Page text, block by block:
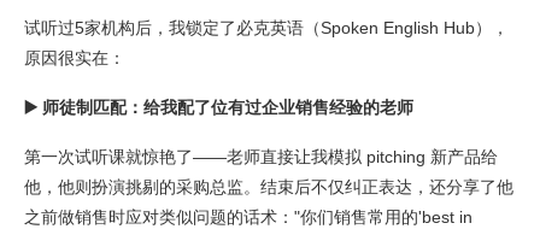
试听过5家机构后，我锁定了必克英语（Spoken English Hub），
原因很实在：
▶️ 师徒制匹配： 给我配了位有过企业销售经验的老师
第一次试听课就惊艳了——老师直接让我模拟 pitching 新产品给
他，他则扮演挑剔的采购总监。结束后不仅纠正表达，还分享了他
之前做销售时应对类似问题的话术："你们销售常用的'best in